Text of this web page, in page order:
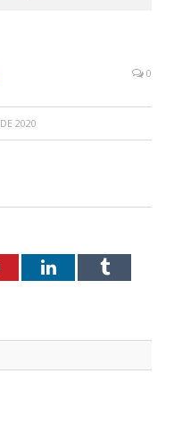
0
2020
LinkedInTumblr